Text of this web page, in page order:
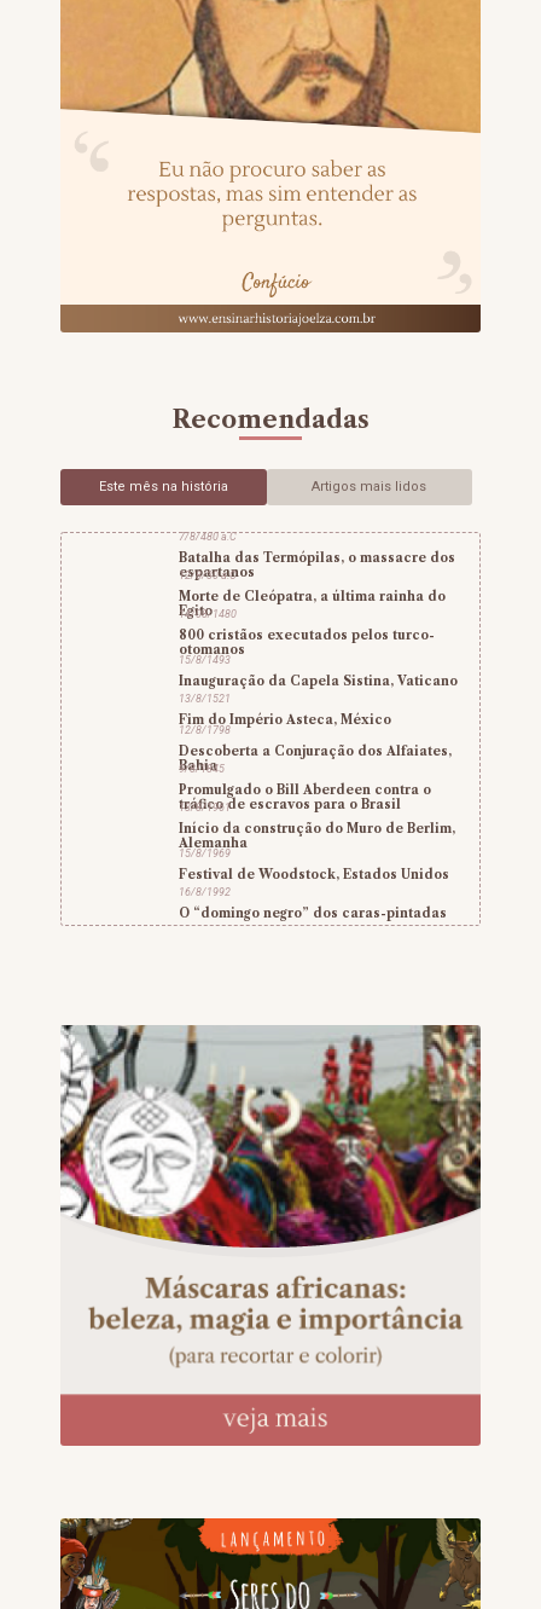
Recomendadas
Este mês na história Artigos mais lidos
7/8/480 a.C
Batalha das Termópilas, o massacre dos
espartanos
12/8/30 a.C
Morte de Cleópatra, a última rainha do
Egito
14/08/1480
800 cristãos executados pelos turco-
otomanos
15/8/1493
Inauguração da Capela Sistina, Vaticano
13/8/1521
Fim do Império Asteca, México
12/8/1798
Descoberta a Conjuração dos Alfaiates,
Bahia
9/8/1845
Promulgado o Bill Aberdeen contra o
tráfico de escravos para o Brasil
13/8/1961
Início da construção do Muro de Berlim,
Alemanha
15/8/1969
Festival de Woodstock, Estados Unidos
16/8/1992
O “domingo negro” dos caras-pintadas